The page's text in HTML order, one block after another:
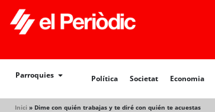
Parroquies Política Societat Economia
Inici » Dime con quién trabajas y te diré con quién te acuestas
Política Societat